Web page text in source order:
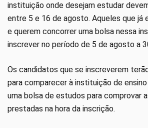
instituição onde desejam estudar
entre 5 e 16 de agosto. Aqueles que já
e querem concorrer uma bolsa nessa
inscrever no período de 5 de agosto a
Os candidatos que se inscreverem
para comparecer à instituição de
uma bolsa de estudos para comprovar
prestadas na hora da inscrição.